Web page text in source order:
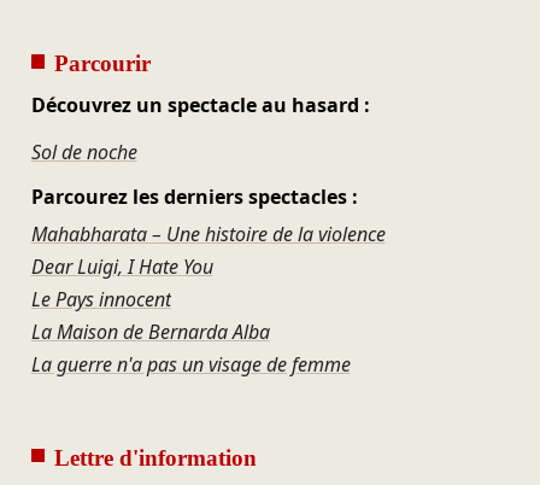
Parcourir
Découvrez un spectacle au hasard :
Sol de noche
Parcourez les derniers spectacles :
Mahabharata – Une histoire de la violence
Dear Luigi, I Hate You
Le Pays innocent
La Maison de Bernarda Alba
La guerre n'a pas un visage de femme
Lettre d'information